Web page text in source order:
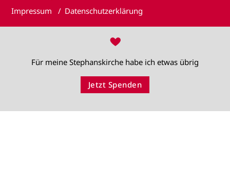
Impressum
Datenschutzerklärung
♥
Für meine Stephanskirche habe ich etwas übrig
Jetzt Spenden